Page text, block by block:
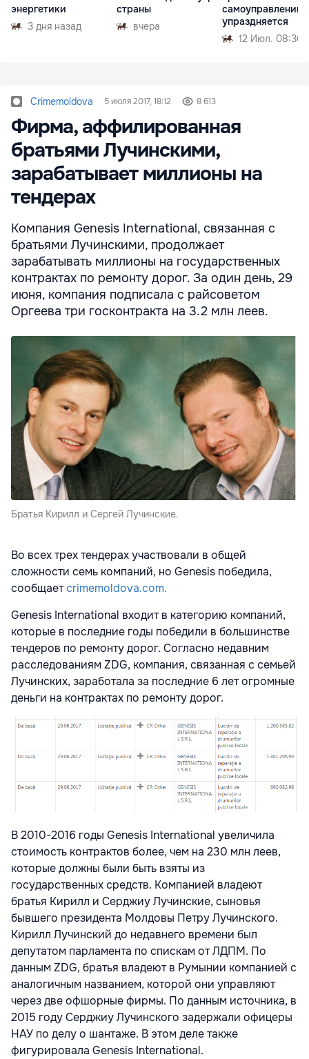
энергетики
3 дня назад
страны
вчера
самоуправлении»
упраздняется
12 Июл. 08:36
Crimemoldova 5 июля 2017, 18:12 8 613
Фирма, аффилированная
братьями Лучинскими,
зарабатывает миллионы на
тендерах
Компания Genesis International, связанная с
братьями Лучинскими, продолжает
зарабатывать миллионы на государственных
контрактах по ремонту дорог. За один день, 29
июня, компания подписала с райсоветом
Оргеева три госконтракта на 3.2 млн леев.
Братья Кирилл и Сергей Лучинские.
Во всех трех тендерах участвовали в общей
сложности семь компаний, но Genesis победила,
сообщаетcrimemoldova.com.
Genesis International входит в категорию компаний,
которые в последние годы победили в большинстве
тендеров по ремонту дорог. Согласно недавним
расследованиям ZDG, компания, связанная с семьей
Лучинских, заработала за последние 6 лет огромные
деньги на контрактах по ремонту дорог.
В 2010-2016 годы Genesis International увеличила
стоимость контрактов более, чем на 230 млн леев,
которые должны были быть взяты из
государственных средств. Компанией владеют
братья Кирилл и Серджиу Лучинские, сыновья
бывшего президента Молдовы Петру Лучинского.
Кирилл Лучинский до недавнего времени был
депутатом парламента по спискам от ЛДПМ. По
данным ZDG, братья владеют в Румынии компанией с
аналогичным названием, которой они управляют
через две офшорные фирмы. По данным источника, в
2015 году Серджиу Лучинского задержали офицеры
НАУ по делу о шантаже. В этом деле также
фигурировала Genesis International.